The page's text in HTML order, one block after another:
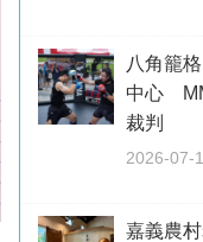
八角籠
中心
裁判
2026-07-
嘉義農